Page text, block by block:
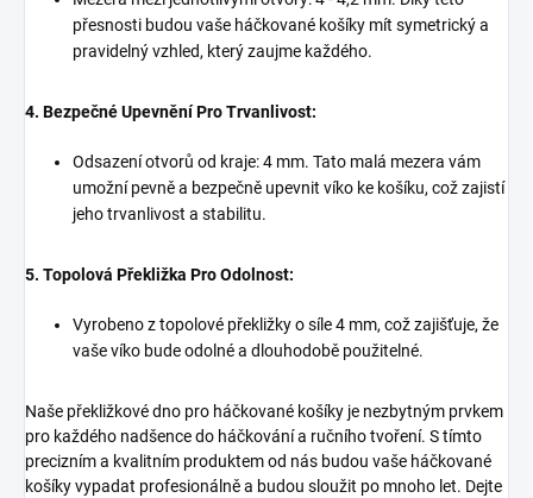
přesnosti budou vaše háčkované košíky mít symetrický a
pravidelný vzhled, který zaujme každého.
4. Bezpečné Upevnění Pro Trvanlivost:
Odsazení otvorů od kraje: 4 mm. Tato malá mezera vám
umožní pevně a bezpečně upevnit víko ke košíku, což zajistí
jeho trvanlivost a stabilitu.
5. Topolová Překližka Pro Odolnost:
Vyrobeno z topolové překližky o síle 4 mm, což zajišťuje, že
vaše víko bude odolné a dlouhodobě použitelné.
Naše překližkové dno pro háčkované košíky je nezbytným prvkem
pro každého nadšence do háčkování a ručního tvoření. S tímto
precizním a kvalitním produktem od nás budou vaše háčkované
košíky vypadat profesionálně a budou sloužit po mnoho let. Dejte